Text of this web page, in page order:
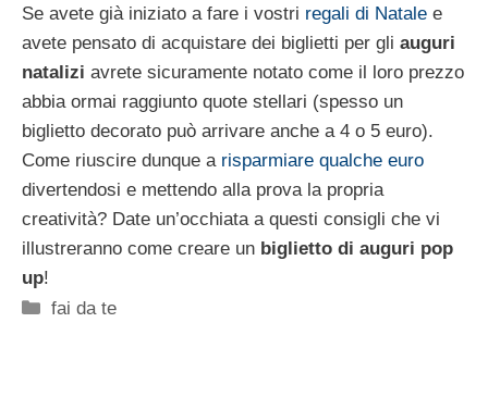
Se avete già iniziato a fare i vostri regali di Natale e
avete pensato di acquistare dei biglietti per gli auguri
natalizi avrete sicuramente notato come il loro prezzo
abbia ormai raggiunto quote stellari (spesso un
biglietto decorato può arrivare anche a 4 o 5 euro).
Come riuscire dunque a risparmiare qualche euro
divertendosi e mettendo alla prova la propria
creatività? Date un’occhiata a questi consigli che vi
illustreranno come creare un biglietto di auguri pop
up!
Categorie
fai da te